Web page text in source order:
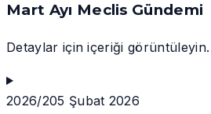
Mart Ayı Meclis Gündemi
Detaylar için içeriği görüntüleyin.
2026/205 Şubat 2026